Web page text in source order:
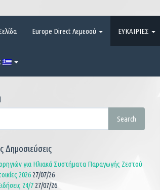
Europe Direct Λεμεσού ΕΥΚΑΙΡΙΕΣ
Search
για Ηλιακά Συστήματα Παραγωγής Ζεστού
2026 27/07/26
24/7 27/07/26